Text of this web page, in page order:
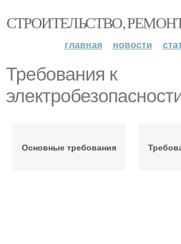
СТРОИТЕЛЬСТВО,
главная новости
Требования к
Основные требования